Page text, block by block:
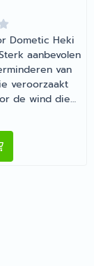
1100mm
Dometic Heki
aanbevolen
van
veroorzaakt
de wind die
waait. |
Spoiler
voor